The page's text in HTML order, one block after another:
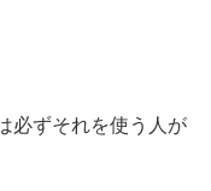
必ずそれを使う人が